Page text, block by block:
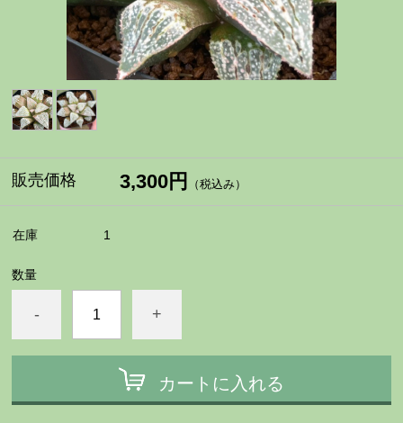
販売価格 3,300円 （税込み）
在庫 1
数量
- +
カートに入れる